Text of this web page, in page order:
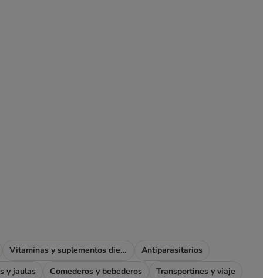
Vitaminas y suplementos dietéticos
Antiparasitarios
y jaulas Comederos y bebederos
Transportines y viaje